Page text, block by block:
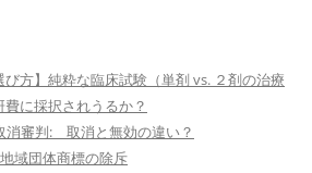
び方】純粋な臨床試験（単剤 vs. ２剤の治療
に採択されうるか？
審判: 取消と無効の違い？
域団体商標の除斥